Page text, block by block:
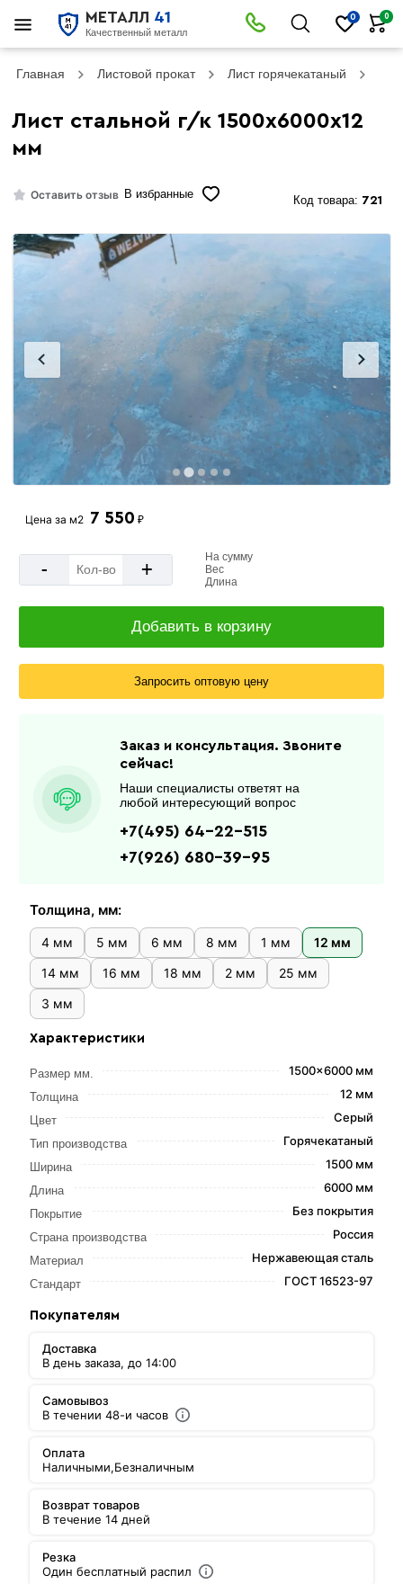
МЕТАЛЛ 41
Качественный металл
0 0
Главная Листовой прокат Лист горячекатаный
Лист стальной г/к 1500х6000х12
мм
Оставить отзыв В избранные Код товара: 721
Толщина, мм:
4 мм 5 мм 6 мм 8 мм 1 мм
12 мм
14 мм
16 мм 18 мм 2 мм
25 мм
3 мм
Характеристики
Размер мм. 1500x6000 мм
Толщина 12 мм
Цвет Серый
Тип производства Горячекатаный
Ширина 1500 мм
Длина 6000 мм
Покрытие Без покрытия
Страна производства Россия
Материал Нержавеющая сталь
Стандарт ГОСТ 16523-97
Покупателям
Доставка
В день заказа, до 14:00
Самовывоз
В течении 48-и часов
Оплата
Наличными,Безналичным
Возврат товаров
В течение 14 дней
Резка
Один бесплатный распил
Цена за м2 7 550 ₽
- +
На сумму
Вес
Длина
Добавить в корзину
Запросить оптовую цену
Заказ и консультация. Звоните
сейчас!
Наши специалисты ответят на
любой интересующий вопрос
+7(495) 64-22-515
+7(926) 680-39-95